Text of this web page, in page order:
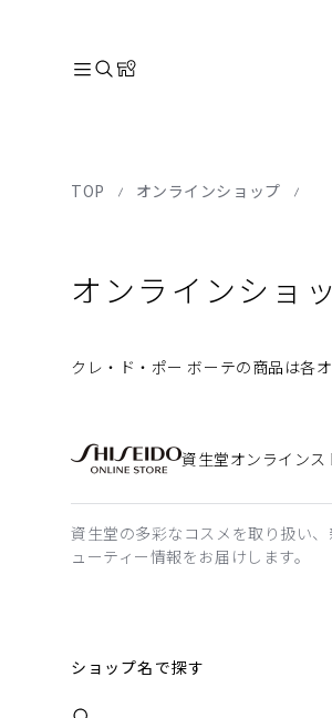
TOP オンラインショップ
オンラインショ
クレ・ド・ポー ボーテの商品は各
資生堂オンラインス
資生堂の多彩なコスメを取り扱い
ューティー情報をお届けします。
ショップ名で探す